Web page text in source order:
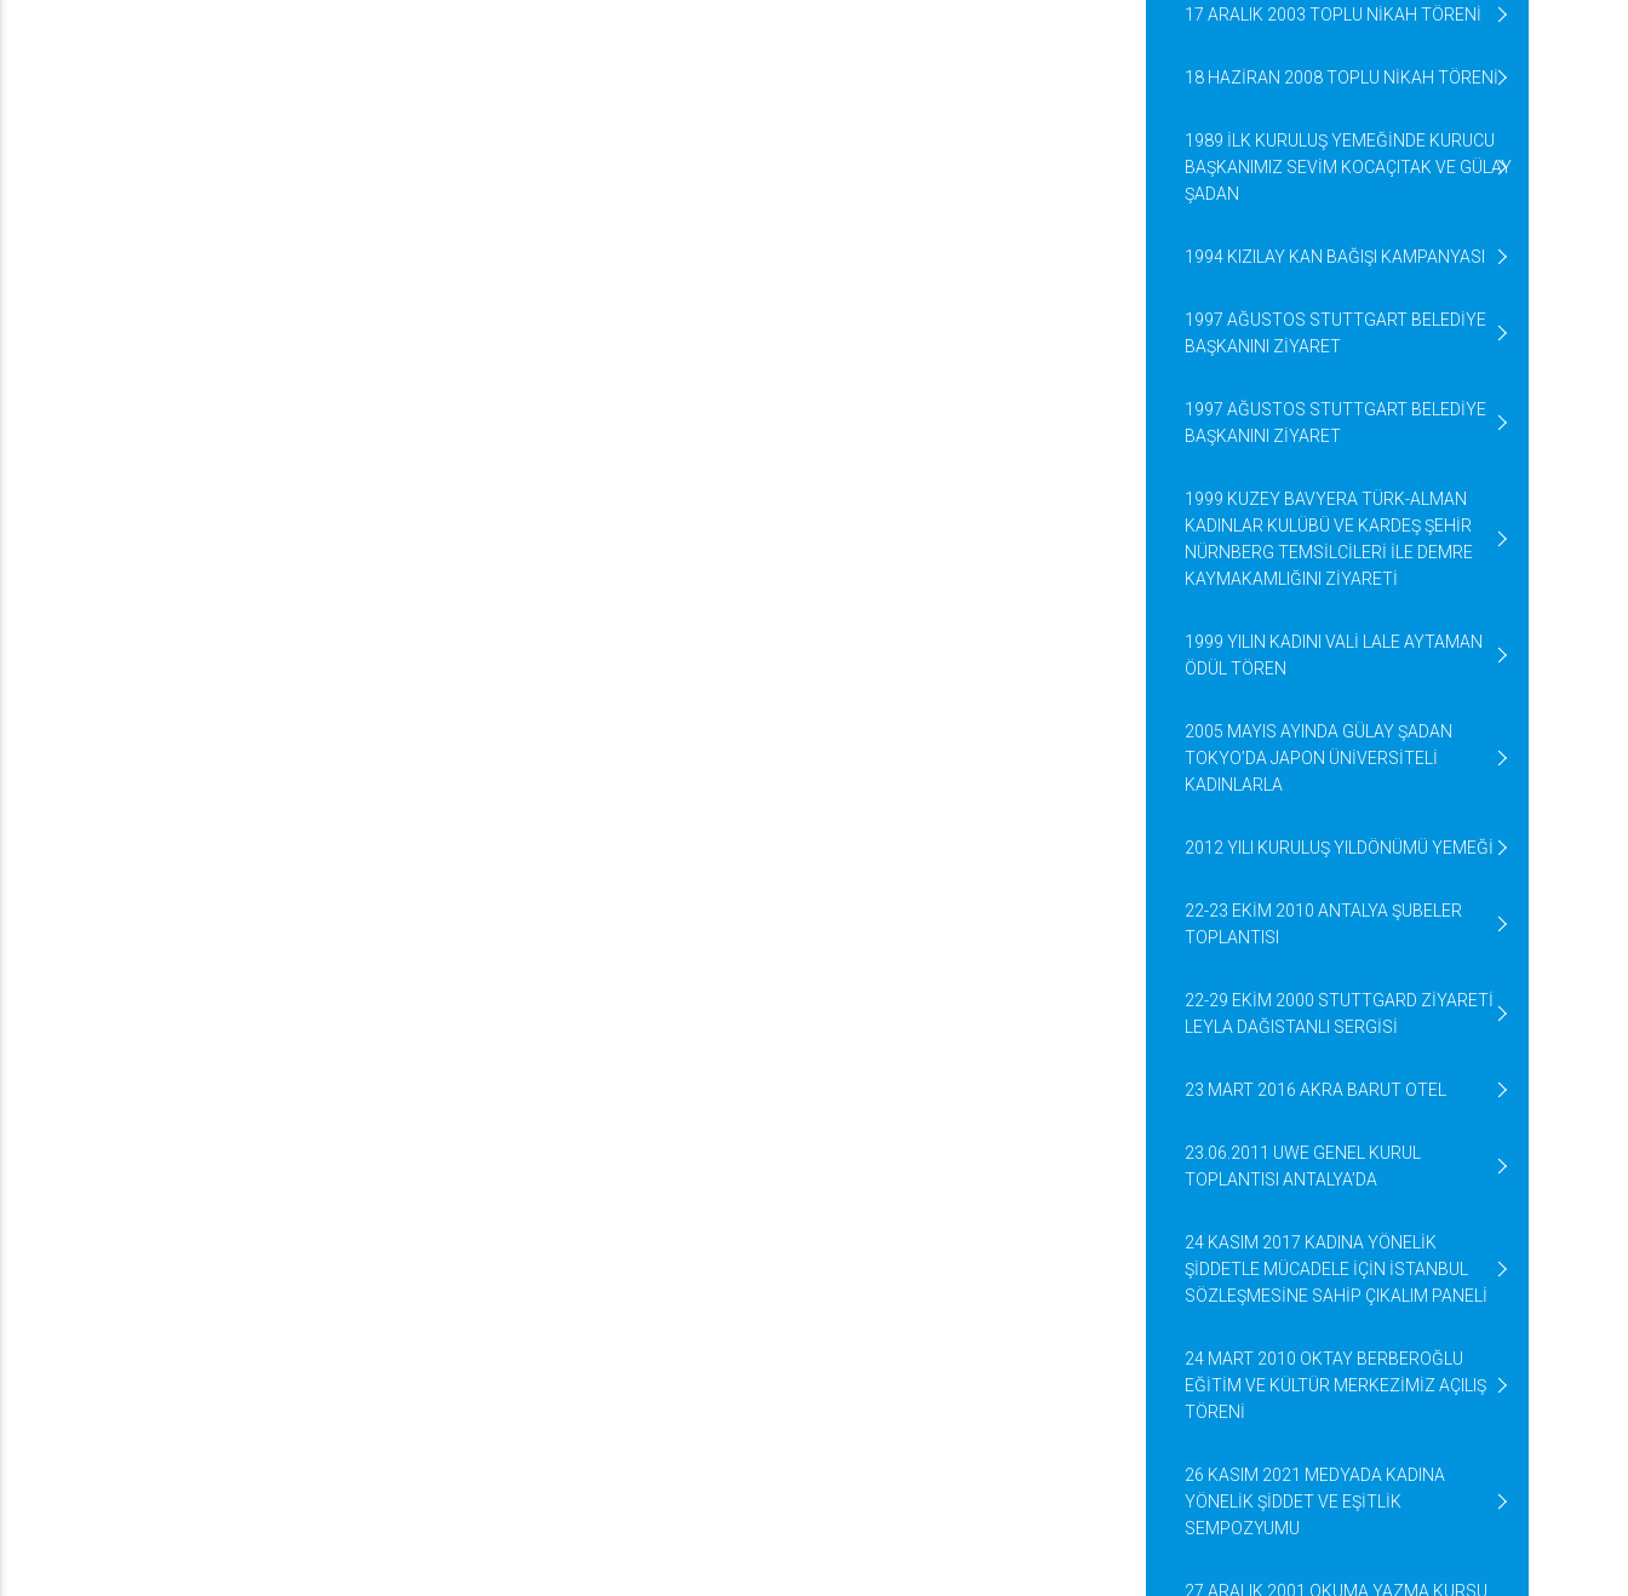
17 ARALIK 2003 TOPLU NİKAH TÖRENİ
18 HAZİRAN 2008 TOPLU NİKAH TÖRENİ
1989 İLK KURULUŞ YEMEĞİNDE KURUCU
BAŞKANIMIZ SEVİM KOCAÇITAK VE GÜLAY
ŞADAN
1994 KIZILAY KAN BAĞIŞI KAMPANYASI
1997 AĞUSTOS STUTTGART BELEDİYE
BAŞKANINI ZİYARET
1997 AĞUSTOS STUTTGART BELEDİYE
BAŞKANINI ZİYARET
1999 KUZEY BAVYERA TÜRK-ALMAN
KADINLAR KULÜBÜ VE KARDEŞ ŞEHİR
NÜRNBERG TEMSİLCİLERİ İLE DEMRE
KAYMAKAMLIĞINI ZİYARETİ
1999 YILIN KADINI VALİ LALE AYTAMAN
ÖDÜL TÖREN
2005 MAYIS AYINDA GÜLAY ŞADAN
TOKYO’DA JAPON ÜNİVERSİTELİ
KADINLARLA
2012 YILI KURULUŞ YILDÖNÜMÜ YEMEĞİ
22-23 EKİM 2010 ANTALYA ŞUBELER
TOPLANTISI
22-29 EKİM 2000 STUTTGARD ZİYARETİ
LEYLA DAĞISTANLI SERGİSİ
23 MART 2016 AKRA BARUT OTEL
23.06.2011 UWE GENEL KURUL
TOPLANTISI ANTALYA’DA
24 KASIM 2017 KADINA YÖNELİK
ŞİDDETLE MÜCADELE İÇİN İSTANBUL
SÖZLEŞMESİNE SAHİP ÇIKALIM PANELİ
24 MART 2010 OKTAY BERBEROĞLU
EĞİTİM VE KÜLTÜR MERKEZİMİZ AÇILIŞ
TÖRENİ
26 KASIM 2021 MEDYADA KADINA
YÖNELİK ŞİDDET VE EŞİTLİK
SEMPOZYUMU
27 ARALIK 2001 OKUMA YAZMA KURSU